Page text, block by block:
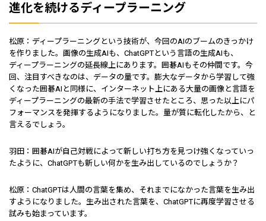
進化を続けるディープラーニング
松原：ディープラーニングという技術が、今回のAIのブームのきっかけ
を作りました。画像の生成AIも、ChatGPTという言語の生成AIも、
ディープラーニングの延長線上にあります。囲碁AIもその仲間です。今
回、注目すべきなのは、データの量です。膨大なデータから学習して強
くなった囲碁AIと同様に、インターネット上にある大量の画像と言語を
ディープラーニングの最新の手法で学習させたところ、思った以上にパ
フォーマンスを発揮するようになりました。量が質に転化したから、と
言えるでしょう。
羽田：囲碁AIが自己対戦によって新しい打ち方を見つけ強くなっていっ
たように、ChatGPTも新しい何かを生み出しているのでしょうか？
松原：ChatGPTは人間の言葉を集め、それまでになかった言葉を生み出
すようになりました。生み出された言葉を、ChatGPTに再度学習させる
試みも始まっています。